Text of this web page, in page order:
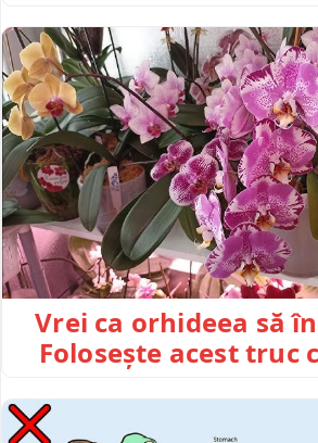
Vrei ca orhideea să
Folosește acest truc